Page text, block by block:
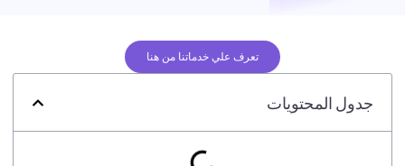
تعرف علي خدماتنا من هنا
جدول المحتويات